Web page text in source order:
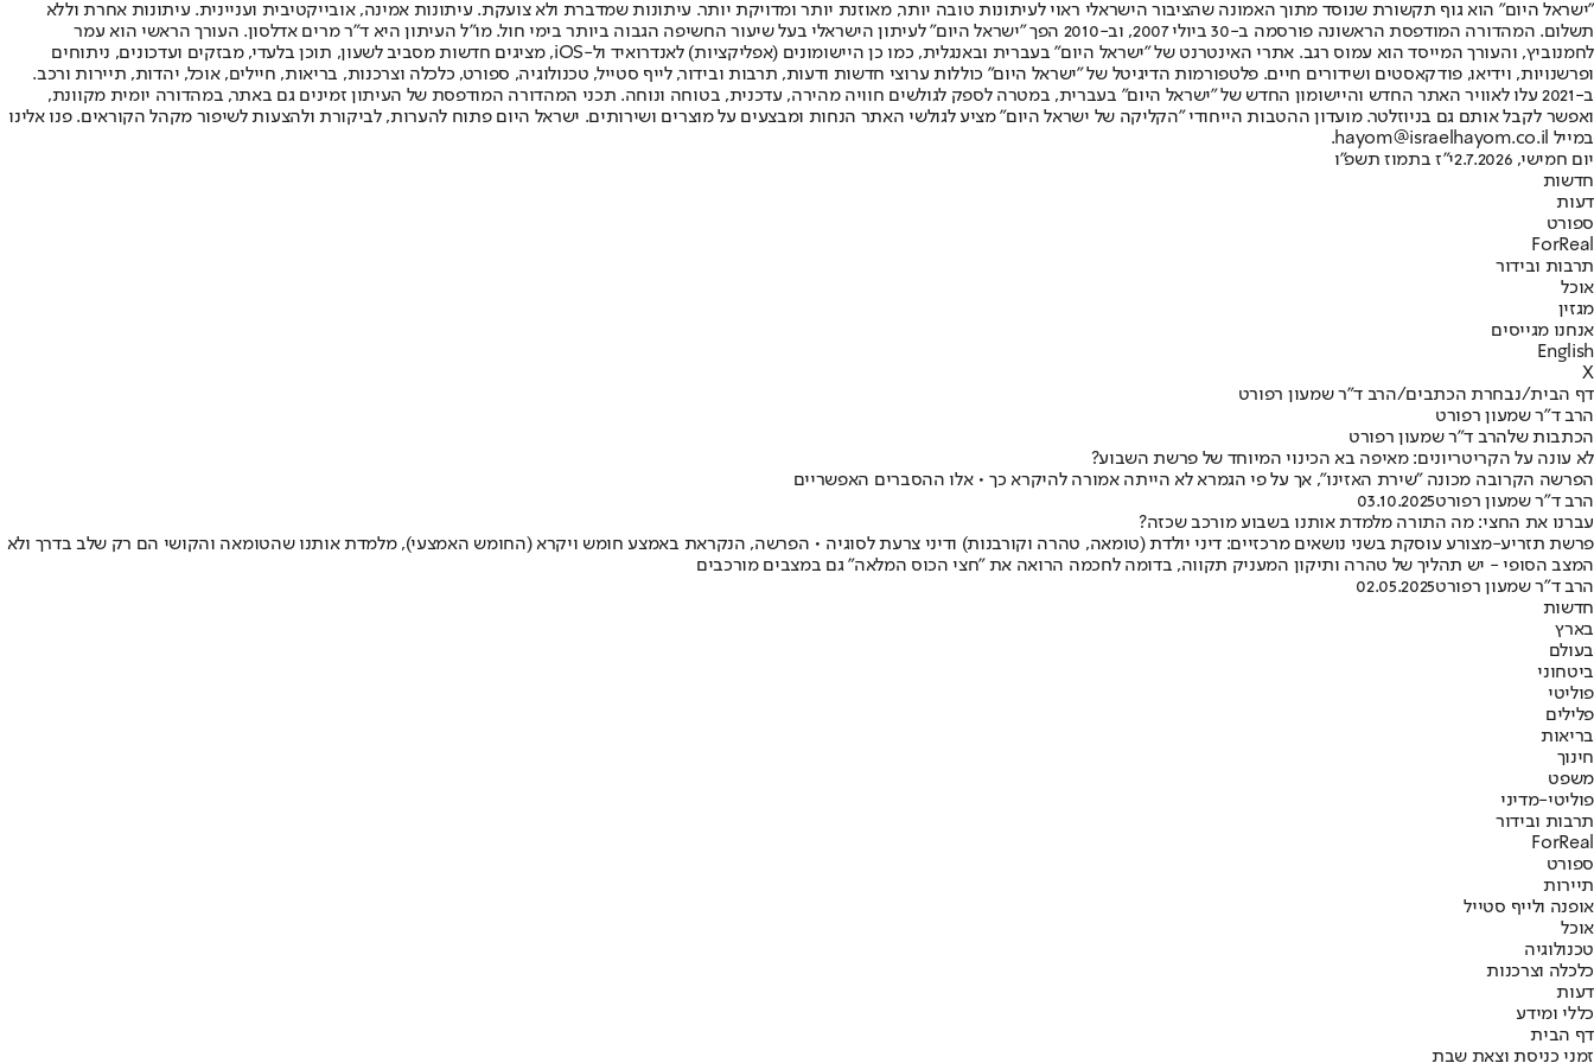
"ישראל היום" הוא גוף תקשורת שנוסד מתוך האמונה שהציבור הישראלי ראוי לעיתונות טובה יותר, מאוזנת יותר ומדויקת יותר. עיתונות שמדברת ולא צועקת. עיתונות אמינה, אובייקטיבית ועניינית. עיתונות אחרת וללא
תשלום. המהדורה המודפסת הראשונה פורסמה ב-30 ביולי 2007, וב-2010 הפך "ישראל היום" לעיתון הישראלי בעל שיעור החשיפה הגבוה ביותר בימי חול. מו"ל העיתון היא ד"ר מרים אדלסון. העורך הראשי הוא עמר
לחמנוביץ, והעורך המייסד הוא עמוס רגב. אתרי האינטרנט של "ישראל היום" בעברית ובאנגלית, כמו כן היישומונים (אפליקציות) לאנדרואיד ול-iOS, מציגים חדשות מסביב לשעון, תוכן בלעדי, מבזקים ועדכונים, ניתוחים
ופרשנויות, וידיאו, פודקאסטים ושידורים חיים. פלטפורמות הדיגיטל של "ישראל היום" כוללות ערוצי חדשות ודעות, תרבות ובידור, לייף סטייל, טכנולוגיה, ספורט, כלכלה וצרכנות, בריאות, חיילים, אוכל, יהדות, תיירות ורכב.
ב-2021 עלו לאוויר האתר החדש והיישומון החדש של "ישראל היום" בעברית, במטרה לספק לגולשים חוויה מהירה, עדכנית, בטוחה ונוחה. תכני המהדורה המודפסת של העיתון זמינים גם באתר, במהדורה יומית מקוונת,
ואפשר לקבל אותם גם בניוזלטר. מועדון ההטבות הייחודי "הקליקה של ישראל היום" מציע לגולשי האתר הנחות ומבצעים על מוצרים ושירותים. ישראל היום פתוח להערות, לביקורת ולהצעות לשיפור מקהל הקוראים. פנו אלינו
במייל hayom@israelhayom.co.il.
יום חמישי, 2.7.2026
י"ז בתמוז תשפ"ו
חדשות
דעות
ספורט
ForReal
תרבות ובידור
אוכל
מגזין
אנחנו מגייסים
English
X
דף הבית/נבחרת הכתבים/הרב ד"ר שמעון רפורט
הרב ד"ר שמעון רפורט
הכתבות שלהרב ד"ר שמעון רפורט
לא עונה על הקריטריונים: מאיפה בא הכינוי המיוחד של פרשת השבוע?
הפרשה הקרובה מכונה "שירת האזינו", אך על פי הגמרא לא הייתה אמורה להיקרא כך • אלו ההסברים האפשריים
הרב ד"ר שמעון רפורט03.10.2025
עברנו את החצי: מה התורה מלמדת אותנו בשבוע מורכב שכזה?
פרשת תזריע-מצורע עוסקת בשני נושאים מרכזיים: דיני יולדת (טומאה, טהרה וקורבנות) ודיני צרעת לסוגיה • הפרשה, הנקראת באמצע חומש ויקרא (החומש האמצעי), מלמדת אותנו שהטומאה והקושי הם רק שלב בדרך ולא
המצב הסופי - יש תהליך של טהרה ותיקון המעניק תקווה, בדומה לחכמה הרואה את "חצי הכוס המלאה" גם במצבים מורכבים
הרב ד"ר שמעון רפורט02.05.2025
חדשות
בארץ
בעולם
ביטחוני
פוליטי
פלילים
בריאות
חינוך
משפט
פוליטי-מדיני
תרבות ובידור
ForReal
ספורט
תיירות
אופנה ולייף סטייל
אוכל
טכנולוגיה
כלכלה וצרכנות
דעות
כללי ומידע
דף הבית
זמני כניסת וצאת שבת